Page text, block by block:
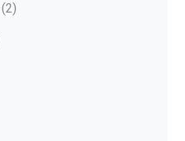
(2)